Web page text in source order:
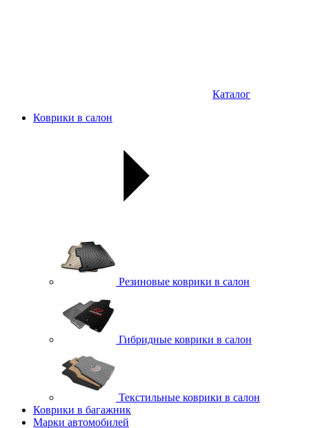
Каталог
Коврики в салон
Резиновые коврики в салон
Гибридные коврики в салон
Текстильные коврики в салон
Коврики в багажник
Марки автомобилей